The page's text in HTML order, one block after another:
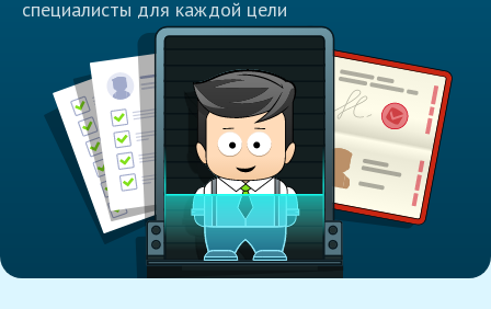
специалисты для каждой цели